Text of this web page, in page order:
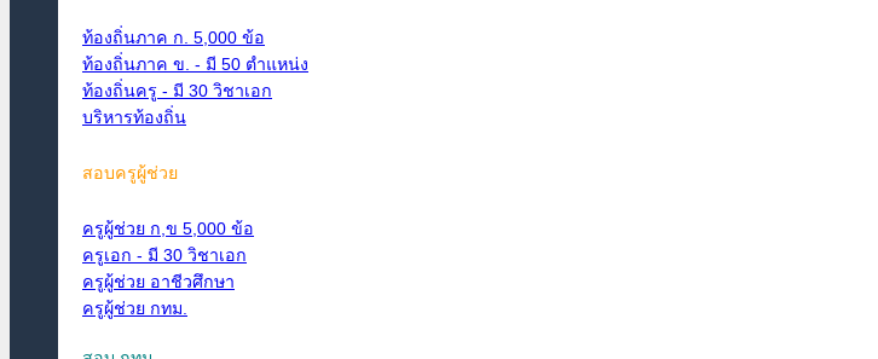
ท้องถิ่นภาค ก. 5,000 ข้อ
ท้องถิ่นภาค ข. - มี 50 ตำแหน่ง
ท้องถิ่นครู - มี 30 วิชาเอก
บริหารท้องถิ่น
สอบครูผู้ช่วย
ครูผู้ช่วย ก,ข 5,000 ข้อ
ครูเอก - มี 30 วิชาเอก
ครูผู้ช่วย อาชีวศึกษา
ครูผู้ช่วย กทม.